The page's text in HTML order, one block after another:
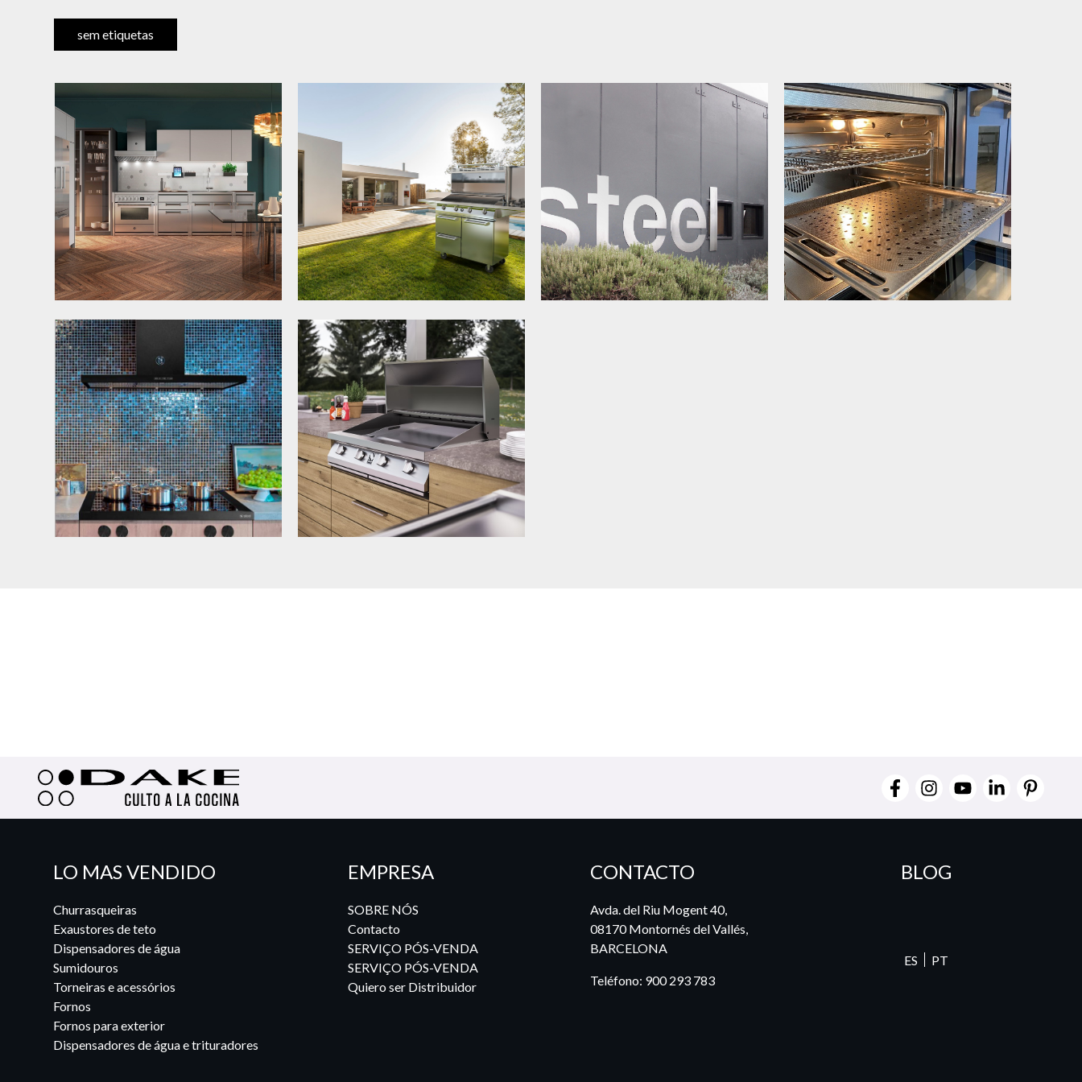
sem etiquetas
LO MAS VENDIDO
Churrasqueiras
Exaustores de teto
Dispensadores de água
Sumidouros
Torneiras e acessórios
Fornos
Fornos para exterior
Dispensadores de água e trituradores
EMPRESA
SOBRE NÓS
Contacto
SERVIÇO PÓS-VENDA
SERVIÇO PÓS-VENDA
Quiero ser Distribuidor
CONTACTO
Avda. del Riu Mogent 40,
08170 Montornés del Vallés,
BARCELONA
Teléfono: 900 293 783
BLOG
ES PT